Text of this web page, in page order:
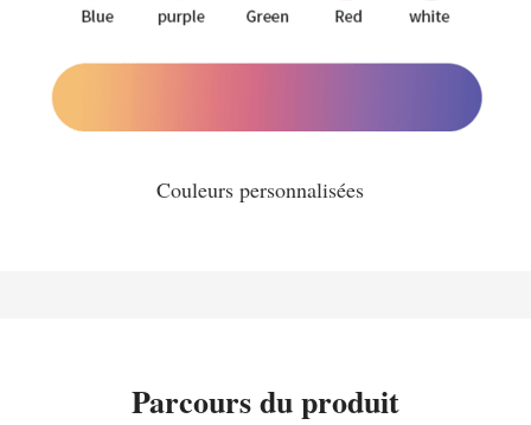
Couleurs personnalisées
Parcours du produit